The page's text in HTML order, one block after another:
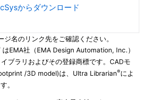
からダウンロード
ジ名のリンク先をご確認ください。
はEMA社（EMA Design Automation, Inc.）
ブラリおよびその登録商標です。CADモ
/3D model)は、Ultra Librarian®によ
。